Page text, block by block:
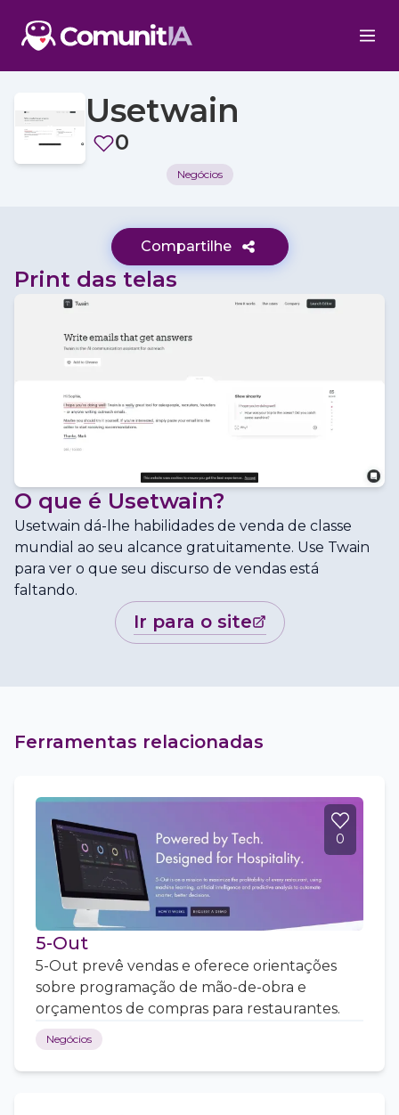
Usetwain
0
Negócios
Compartilhe
Print das telas
O que é Usetwain?
Usetwain dá-lhe habilidades de venda de classe
mundial ao seu alcance gratuitamente. Use Twain
para ver o que seu discurso de vendas está
faltando.
ir para o site
Ferramentas relacionadas
0
5-Out
5-Out prevê vendas e oferece orientações
sobre programação de mão-de-obra e
orçamentos de compras para restaurantes.
Negócios